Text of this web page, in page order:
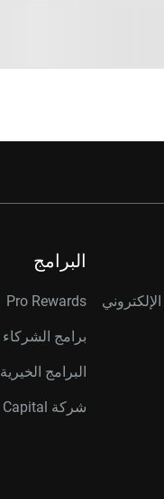
البرامج
Pro Rewards
برامج الشركاء
البرامج الخيرية
شركة Western Digital Capital